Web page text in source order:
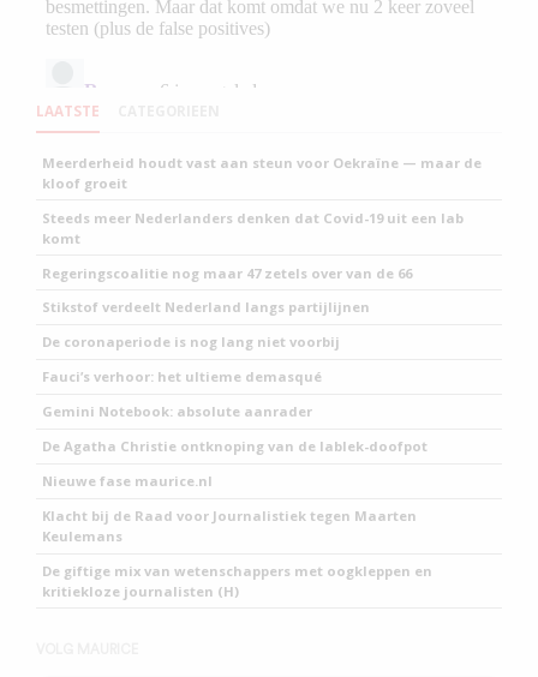
LAATSTE
Meerderheid houdt vast aan steun voor Oekraïne — maar de
kloof groeit
Steeds meer Nederlanders denken dat Covid-19 uit een lab
komt
Regeringscoalitie nog maar 47 zetels over van de 66
Stikstof verdeelt Nederland langs partijlijnen
De coronaperiode is nog lang niet voorbij
Fauci’s verhoor: het ultieme demasqué
Gemini Notebook: absolute aanrader
De Agatha Christie ontknoping van de lablek-doofpot
Nieuwe fase maurice.nl
Klacht bij de Raad voor Journalistiek tegen Maarten
Keulemans
De giftige mix van wetenschappers met oogkleppen en
kritiekloze journalisten (H)